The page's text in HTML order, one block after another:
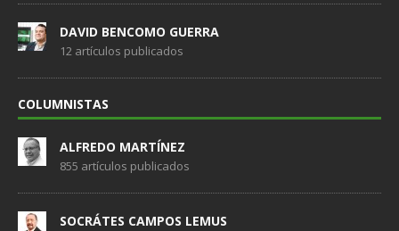
DAVID BENCOMO GUERRA
12 artículos publicados
COLUMNISTAS
ALFREDO MARTÍNEZ
855 artículos publicados
SOCRÁTES CAMPOS LEMUS